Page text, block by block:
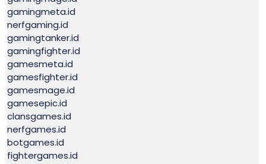
gamingmeta.id
nerfgaming.id
gamingtanker.id
gamingfighter.id
gamesmeta.id
gamesfighter.id
gamesmage.id
gamesepic.id
clansgames.id
nerfgames.id
botgames.id
fightergames.id